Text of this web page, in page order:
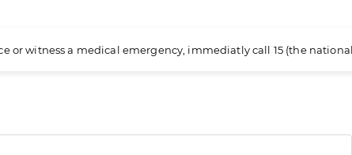
or witness a medical emergency, immediatly call 15 (the